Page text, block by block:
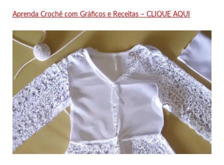
Aprenda Crochê com Gráficos e Receitas – CLIQUE AQUI